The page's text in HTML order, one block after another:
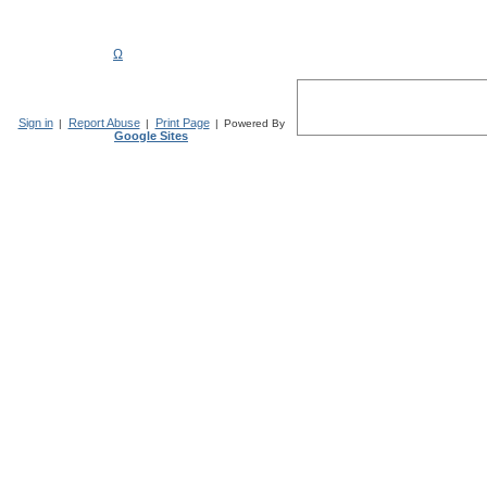
Ω
Sign in | Report Abuse | Print Page | Powered By
Google Sites